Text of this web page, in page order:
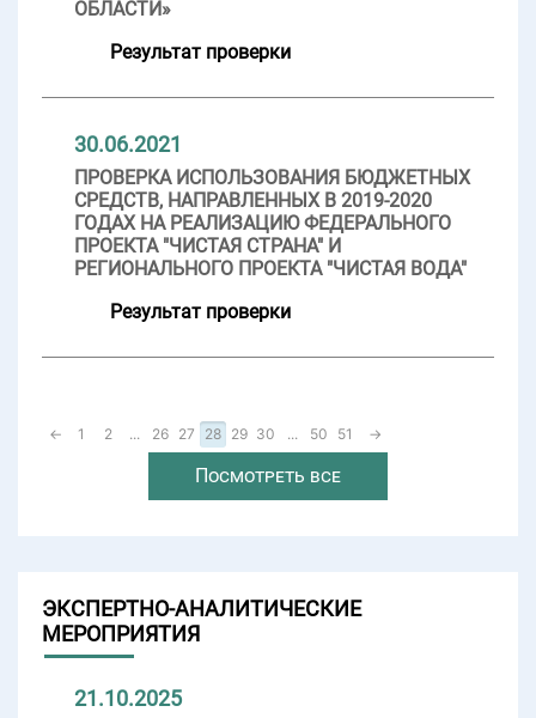
ОБЛАСТИ»
Результат проверки
30.06.2021
ПРОВЕРКА ИСПОЛЬЗОВАНИЯ БЮДЖЕТНЫХ
СРЕДСТВ, НАПРАВЛЕННЫХ В 2019-2020
ГОДАХ НА РЕАЛИЗАЦИЮ ФЕДЕРАЛЬНОГО
ПРОЕКТА "ЧИСТАЯ СТРАНА" И
РЕГИОНАЛЬНОГО ПРОЕКТА "ЧИСТАЯ ВОДА"
Результат проверки
← 1 2 ... 26 27 28 29 30 ... 50 51 →
Посмотреть все
ЭКСПЕРТНО-АНАЛИТИЧЕСКИЕ
МЕРОПРИЯТИЯ
21.10.2025